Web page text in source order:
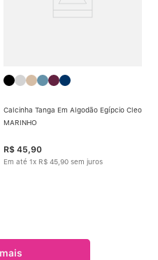
Calcinha Tanga Em Algodão Egípcio Cleo
MARINHO
R$ 45,90
Em até 1x R$ 45 90 sem juros